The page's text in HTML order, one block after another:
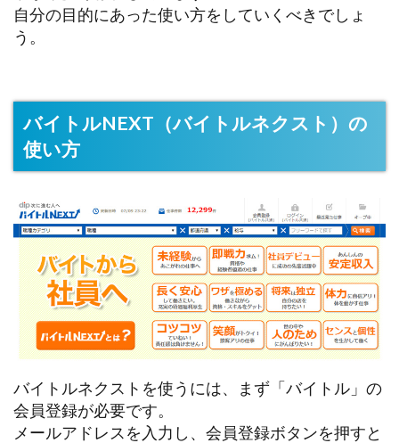
自分の目的にあった使い方をしていくべきでしょ
う。
バイトルNEXT（バイトルネクスト）の
使い方
バイトルネクストを使うには、まず「バイトル」の
会員登録が必要です。
メールアドレスを入力し、会員登録ボタンを押すと